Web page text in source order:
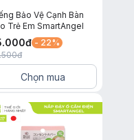
Bảo Vệ Cạnh Bàn
Trẻ Em SmartAngel
đ - 22%
đ
Chọn mua